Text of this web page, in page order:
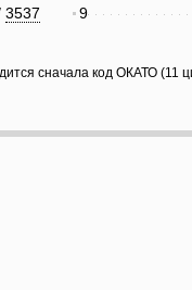
3537 9
сначала код ОКАТО